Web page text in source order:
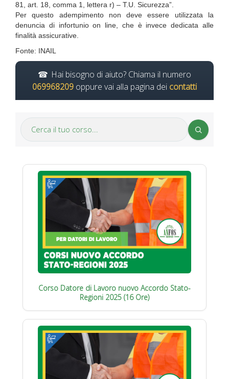
81, art. 18, comma 1, lettera r) – T.U. Sicurezza”.
Per questo adempimento non deve essere utilizzata la
denuncia di infortunio on line, che è invece dedicata alle
finalità assicurative.
Fonte: INAIL
Hai bisogno di aiuto? Chiama il numero
069968209 oppure vai alla pagina dei contatti
Corso Datore di Lavoro nuovo Accordo Stato-
Regioni 2025 (16 Ore)